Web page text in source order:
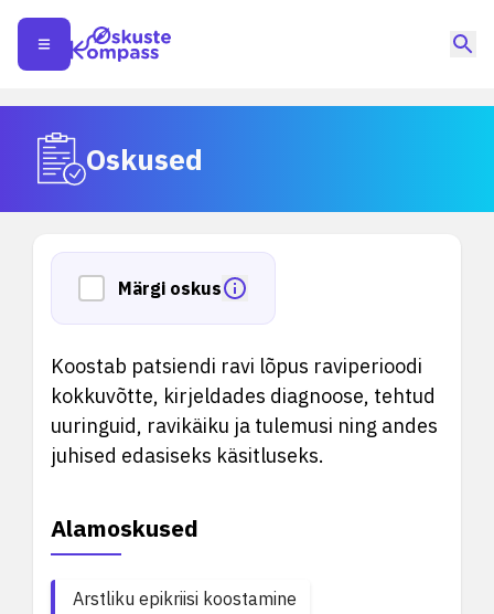
Oskused
Märgi oskus
Koostab patsiendi ravi lõpus raviperioodi
kokkuvõtte, kirjeldades diagnoose, tehtud
uuringuid, ravikäiku ja tulemusi ning andes
juhised edasiseks käsitluseks.
Alamoskused
Arstliku epikriisi koostamine